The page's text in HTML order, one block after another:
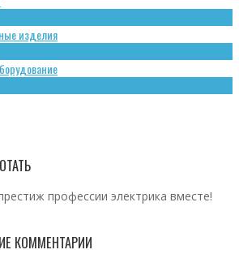
изделия
профессии электрика вместе!
КОММЕНТАРИИ